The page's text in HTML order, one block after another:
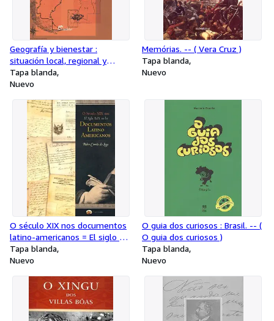
Geografía y bienestar :
situación local, regional y
global de la Argentna luego
del censo 2001.-- ( Manuales )
Tapa blanda
Nuevo
Memórias. -- ( Vera Cruz )
Tapa blanda
Nuevo
O século XIX nos documentos
latino-americanos = El siglo XIX
en los documentos latino-
americanos.
Tapa blanda
Nuevo
O guia dos curiosos : Brasil. -- (
O guia dos curiosos )
Tapa blanda
Nuevo